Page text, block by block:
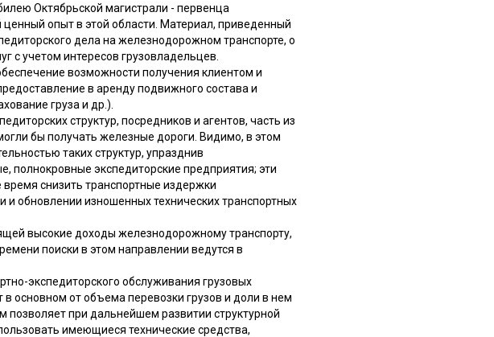
Октябрьской магистрали - первенца
опыт в этой области. Материал, приведенный
дела на железнодорожном транспорте, о
с учетом интересов грузовладельцев.
возможности получения клиентом и
в аренду подвижного состава и
груза и др.).
структур, посредников и агентов, часть из
бы получать железные дороги. Видимо, в этом
таких структур, упразднив
экспедиторские предприятия; эти
снизить транспортные издержки
обновлении изношенных технических транспортных
высокие доходы железнодорожному транспорту,
поиски в этом направлении ведутся в
экспедиторского обслуживания грузовых
основном от объема перевозки грузов и доли в нем
позволяет при дальнейшем развитии структурной
имеющиеся технические средства,